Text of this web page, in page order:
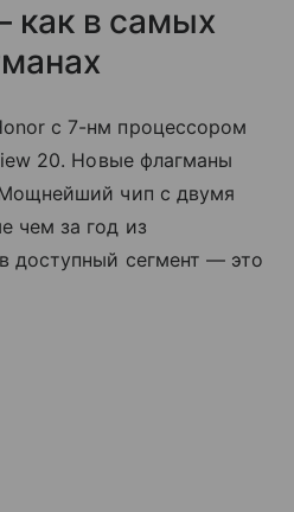
как в самых
с 7-нм процессором
20. Новые флагманы
чип с двумя
чем за год из
доступный сегмент — это